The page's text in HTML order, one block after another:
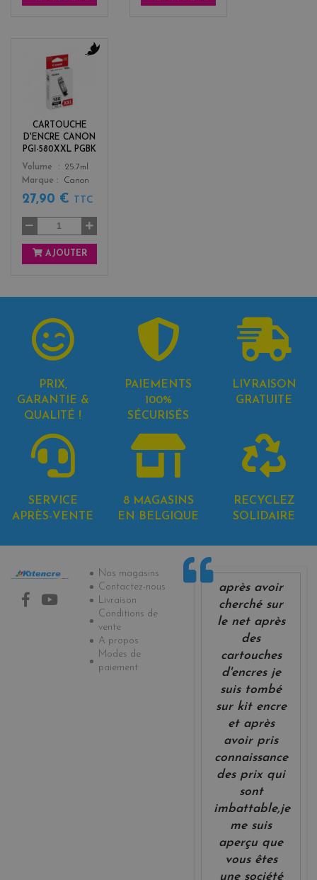
CARTOUCHE
D'ENCRE CANON
PGI-580XXL PGBK
Color
k
Volume
25.7ml
Marque
Canon
27,90 € TTC
AJOUTER
PRIX,
GARANTIE &
QUALITÉ !
PAIEMENTS
100%
SÉCURISÉS
LIVRAISON
GRATUITE
SERVICE
APRÈS-VENTE
8 MAGASINS
EN BELGIQUE
RECYCLEZ
SOLIDAIRE
Informations
Nos magasins
Contactez-nous
Livraison
Conditions de
vente
A propos
Modes de
paiement
après avoir
cherché sur
le net après
des
cartouches
d'encres je
suis tombé
sur kit encre
et après
avoir pris
connaissance
des prix qui
sont
imbattable,je
me suis
aperçu que
vous êtes
une société